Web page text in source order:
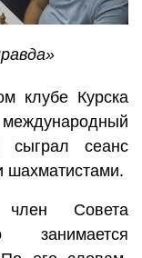
клубе Курска
сыграл сеанс
шахматистами.
Совета